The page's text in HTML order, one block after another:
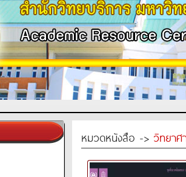
หมวดหนังสือ -> วิทยาศ